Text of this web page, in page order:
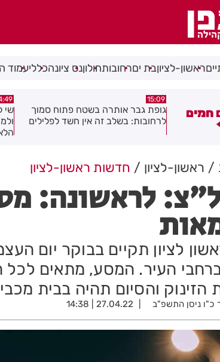
ראשון-לציוןבת יםרחובותחולוןנס ציונהכלליעמוד
חמים
סמוך
14:49
שי לראש השנה לחיילות ולחיילי חולון
ולמתנדבות ומתנדבי השירות
ראשון-לציון חדשות ראשון-לציון
לראשונה:
לציון תקיים בבוקר יום
הזינוק והסיום תהיה בבית מכבי
כ"ו ניסן התשפ"ב 27.04.22 | 14:38